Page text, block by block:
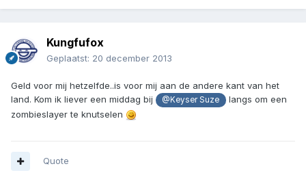
Kungfufox
Geplaatst: 20 december 2013
Geld voor mij hetzelfde..is voor mij aan de andere kant van het
land. Kom ik liever een middag bij
@Keyser Suze
langs om een
zombieslayer te knutselen
Quote